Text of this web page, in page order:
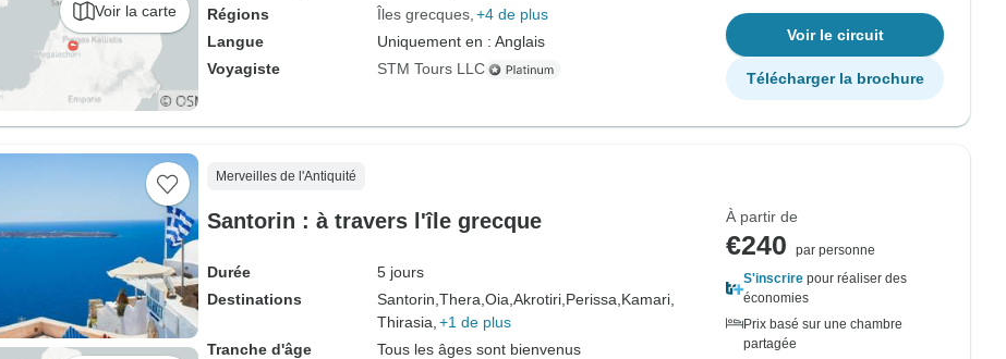
Voir la carte
Régions
Îles grecques +4 de plus
Langue
Uniquement en : Anglais
Voyagiste
STM Tours LLC
Voir le circuit
Télécharger la brochure
Merveilles de l'Antiquité
Santorin : à travers l'île grecque
Durée
5 jours
Destinations
Santorin, Thera, Oia, Akrotiri, Perissa, Kamari,
Thirasia, +1 de plus
Tranche d'âge
Tous les âges sont bienvenus
À partir de
€240
par personne
S'inscrire pour réaliser des
économies
Prix basé sur une chambre
partagée